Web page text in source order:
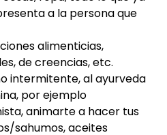
a la persona que
alimenticias,
de creencias, etc.
intermitente, al ayurveda
por ejemplo
animarte a hacer tus
sahumos, aceites